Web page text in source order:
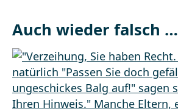
Auch wieder falsch …